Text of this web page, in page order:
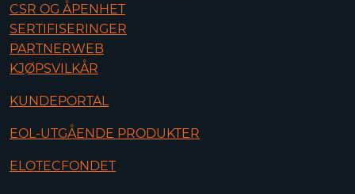
CSR OG ÅPENHET
SERTIFISERINGER
PARTNERWEB
KJØPSVILKÅR
KUNDEPORTAL
EOL-UTGÅENDE PRODUKTER
ELOTECFONDET